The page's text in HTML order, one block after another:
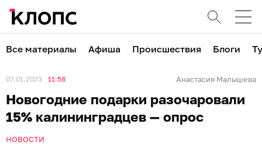
Все материалы Афиша Происшествия Блоги
07.01.2023 11:58 Анастасия Малышева
Новогодние подарки разочаровали
15% калининградцев — опрос
НОВОСТИ